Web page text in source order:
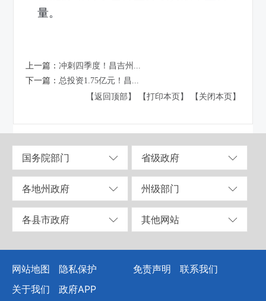
量。
上一篇：冲刺四季度！昌吉州...
下一篇： 总投资1.75亿元！昌...
【返回顶部】
【打印本页】 【关闭本页】
国务院部门 省级政府
各地州政府 州级部门
各县市政府 其他网站
网站地图 隐私保护 免责声明
联系我们
关于我们
政府APP